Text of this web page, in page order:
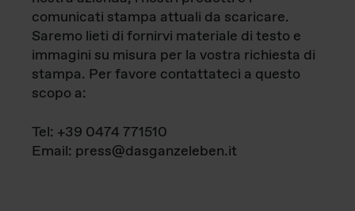
comunicati stampa attuali da scaricare.
Saremo lieti di fornirvi materiale di testo e
immagini su misura per la vostra richiesta di
stampa. Per favore contattateci a questo
scopo a:
Tel: +39 0474 771510
Email: press@dasganzeleben.it